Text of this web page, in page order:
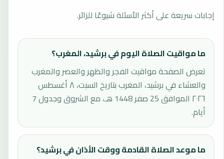
إجابات سريعة على أكثر الأسئلة شيوعًا للزائر.
ما مواقيت الصلاة اليوم في برشيد، المغرب؟
تعرض الصفحة مواقيت الفجر والظهر والعصر والمغرب
والعشاء في برشيد، المغرب بتاريخ السبت، ٨ أغسطس
٢٠٢٦ الموافق 25 صفر 1448 هـ، مع الشروق وجدول 7
أيام.
ما موعد الصلاة القادمة ووقت الأذان في برشيد؟